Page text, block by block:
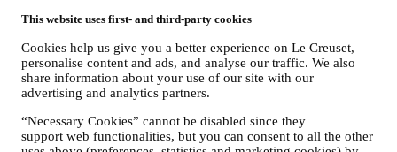
This website uses first- and third-party cookies
Cookies help us give you a better experience on Le Creuset,
personalise content and ads, and analyse our traffic. We also
share information about your use of our site with our
advertising and analytics partners.
“Necessary Cookies” cannot be disabled since they
support web functionalities, but you can consent to all the other
gepersonaliseerde klantervaring; (b) lokale Le Creuset-entiteiten die
onafhankelijk marketingcommunicatie/initiatieven ontwikkelen op
lokaal niveau (binnen een bepaald land); (c) beide gezamenlijk
beheerders die nodig zijn om de verzoeken van uw betrokkene om
rechten af te handelen.
3. WAAROM VERZAMELEN WIJ DEZE GEGEVENS?
Wij kunnen uw gegevens verwerken voor de volgende doeleinden: